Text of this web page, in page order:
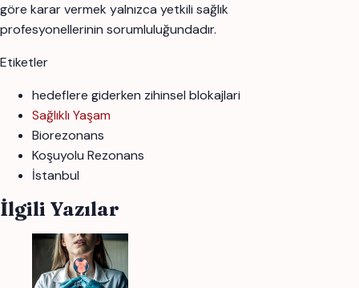
göre karar vermek yalnızca yetkili sağlık
profesyonellerinin sorumluluğundadır.
Etiketler
hedeflere giderken zihinsel blokajlari
Sağlıklı Yaşam
Biorezonans
Koşuyolu Rezonans
İstanbul
İlgili Yazılar